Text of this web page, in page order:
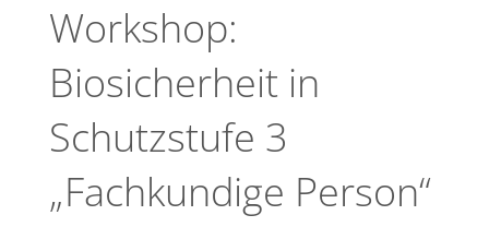
Workshop:
Biosicherheit in
Schutzstufe 3
„Fachkundige Person“